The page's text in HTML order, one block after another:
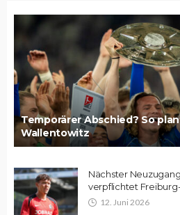
Temporärer Abschied? So
Wallentowitz
Nächster
verpflichtet
12. Juni 2026